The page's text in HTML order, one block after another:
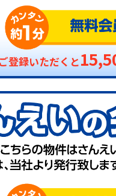
ご登録いただくと